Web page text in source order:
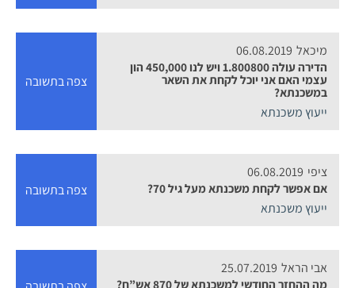
מיכאל 06.08.2019
הדירה עולה 1.800800 ויש לנו 450,000 הון
עצמי האם אני יוכל לקחת את השאר
במשכנתא?
ייעוץ משכנתא
צפה בתשובה
ציפי 06.08.2019
אם אפשר לקחת משכנתא מעל גיל 70?
ייעוץ משכנתא
צפה בתשובה
אבי הראל 25.07.2019
מה ההחזר החודשי למשכנתא של 870 אש”ח?